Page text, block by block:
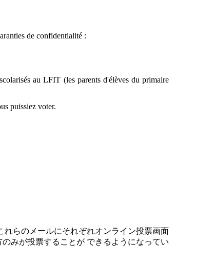
de confidentialité :
au LFIT (les parents d'élèves du primaire
puissiez voter.
れらのメールにそれぞれオンライン投票画面
みが投票することが できるようになってい